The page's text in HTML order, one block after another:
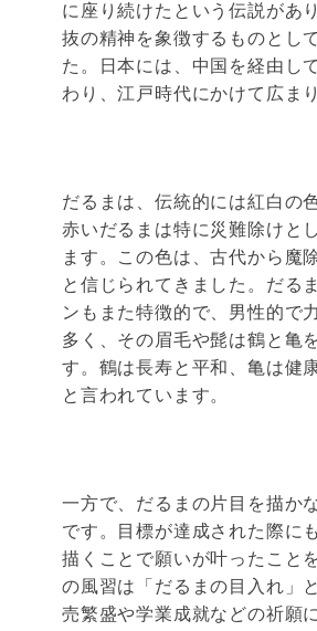
に座り続けたという伝説があ
抜の精神を象徴するものとし
た。日本には、中国を経由し
わり、江戸時代にかけて広ま
だるまは、伝統的には紅白の
赤いだるまは特に災難除けと
ます。この色は、古代から魔
と信じられてきました。だる
ンもまた特徴的で、男性的で
多く、その眉毛や髭は鶴と亀
す。鶴は長寿と平和、亀は健
と言われています。
一方で、だるまの片目を描か
です。目標が達成された際に
描くことで願いが叶ったこと
の風習は「だるまの目入れ」
売繁盛や学業成就などの祈願